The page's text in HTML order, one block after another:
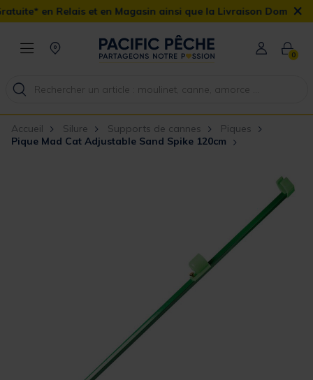
et en Magasin ainsi que la Livraison Domicile offerte dès 90€
×
0
Accueil Silure Supports de cannes
Piques
Pique Mad Cat Adjustable Sand Spike 120cm